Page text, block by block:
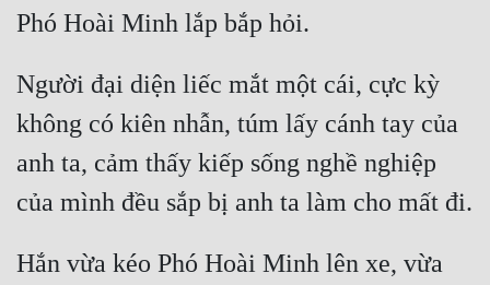
Dã Sử
Dị Giới
Dị Năng
Gia Đấu
Góc Nhìn Nam
Góc Nhìn Nữ
Người đại diện liếc mắt một cái, cực kỳ
không có kiên nhẫn, túm lấy cánh tay của
anh ta, cảm thấy kiếp sống nghề nghiệp
Hắn vừa kéo Phó Hoài Minh lên xe, vừa